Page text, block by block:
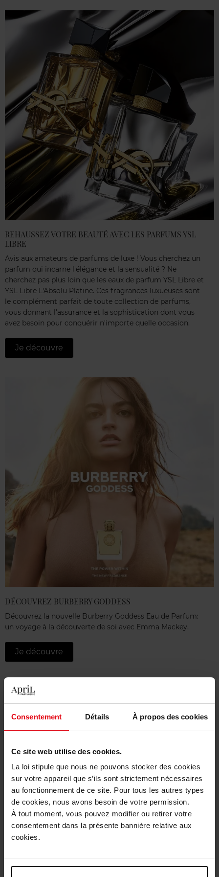
Consentement Détails À propos des cookies
Ce site web utilise des cookies.
La loi stipule que nous ne pouvons stocker des cookies
sur votre appareil que s’ils sont strictement nécessaires
au fonctionnement de ce site. Pour tous les autres types
de cookies, nous avons besoin de votre permission.
À tout moment, vous pouvez modifier ou retirer votre
consentement dans la présente bannière relative aux
cookies.
REHAUSSEZ VOTRE BEAUTÉ AVEC LES PARFUMS YSL
LIBRE
Avis aux amateurs de parfums de luxe ! Vous cherchez un
parfum qui incarne l'élégance et la sensualité ? Ne
cherchez pas plus loin que les eaux de parfum YSL Libre et
YSL Libre L'Absolu Platine. Ces fragrances luxueuses sont
le complément parfait de toute collection de parfums,
vous donnant l'assurance et la sophistication dont vous
avez besoin pour conquérir n'importe quelle occasion.
Je découvre
DÉCOUVREZ BURBERRY GODDESS
Découvrez la nouvelle Burberry Goddess Eau de Parfum:
un voyage à la découverte de soi avec Emma Mackey.
Je découvre